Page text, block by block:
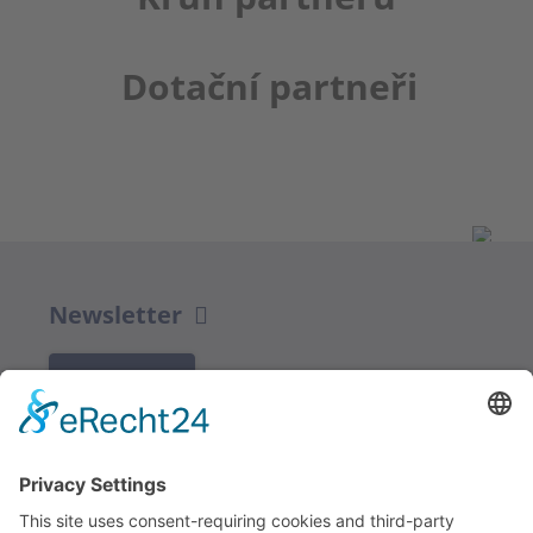
Dotační partneři
Newsletter
Redakce bbkult.net
Centrum Bavaria Bohemia (CeBB)